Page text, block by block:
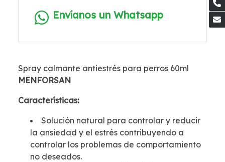
Envíanos un Whatsapp
Spray calmante antiestrés para perros 60ml
MENFORSAN
Características:
Solución natural para controlar y reducir
la ansiedad y el estrés contribuyendo a
controlar los problemas de comportamiento
no deseados.